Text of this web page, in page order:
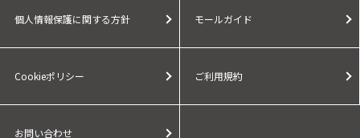
個人情報保護に関する方針 モールガイド
Cookieポリシー ご利用規約
お問い合わせ